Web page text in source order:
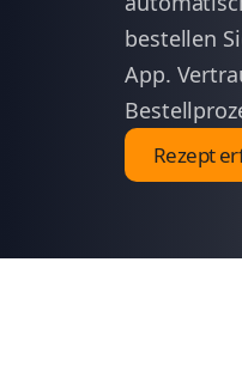
bestellen
App.
Rezept